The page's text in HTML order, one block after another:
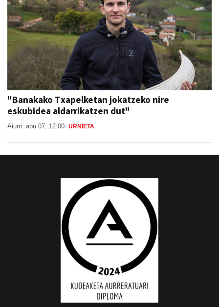
"Banakako Txapelketan jokatzeko nire
eskubidea aldarrikatzen dut"
Aiurri abu 07, 12:00 URNIETA